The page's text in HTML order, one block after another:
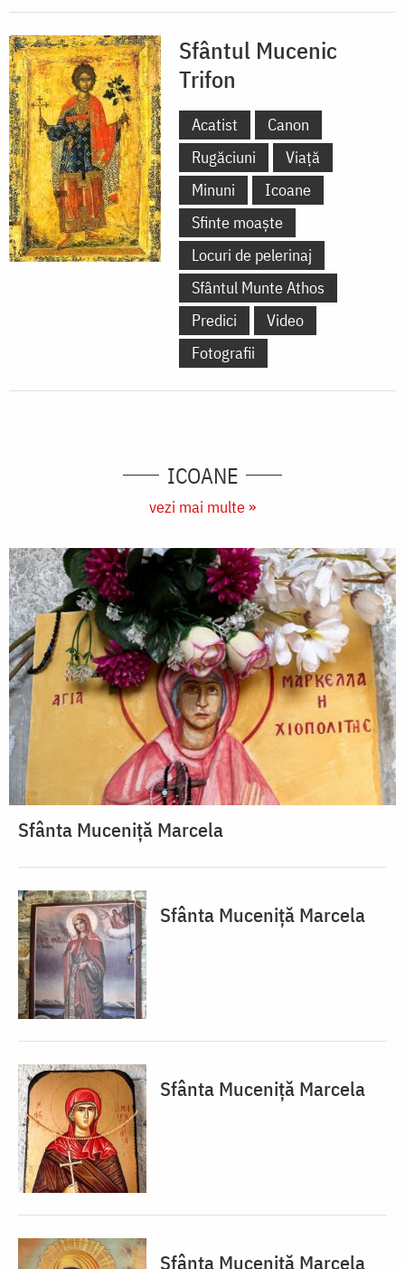
Sfântul Mucenic
Trifon
Acatist
Canon
Rugăciuni
Viață
Minuni
Icoane
Sfinte moaște
Locuri de pelerinaj
Sfântul Munte Athos
Predici
Video
Fotografii
ICOANE
vezi mai multe »
Sfânta Muceniță Marcela
Sfânta Muceniță Marcela
Sfânta Muceniță Marcela
Sfânta Muceniță Marcela